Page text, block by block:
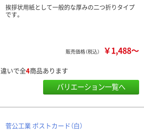
挨拶状用紙として一般的な厚みの二つ折りタイプ
です。
販売価格（税込） ￥1,488～
違いで全4商品あります
バリエーション一覧へ
菅公工業 ポストカード（白）